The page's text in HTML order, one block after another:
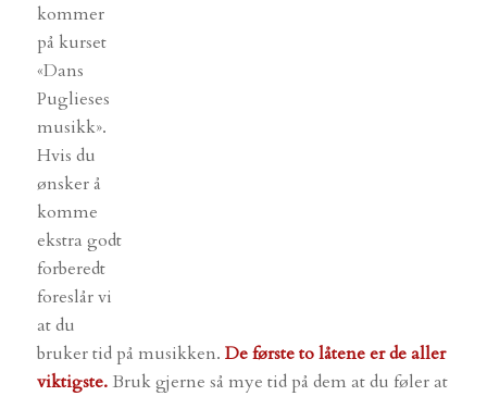
kommer
på kurset
«Dans
Puglieses
musikk».
Hvis du
ønsker å
komme
ekstra godt
forberedt
foreslår vi
at du
bruker tid på musikken. De første to låtene er de aller
viktigste.Bruk gjerne så mye tid på dem at du føler at